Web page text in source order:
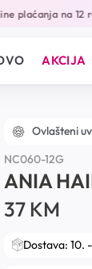
plaćanja na 12
AKCIJA
Ovlašteni
NC060-12G
ANIA
37 KM
Dostava: 10.